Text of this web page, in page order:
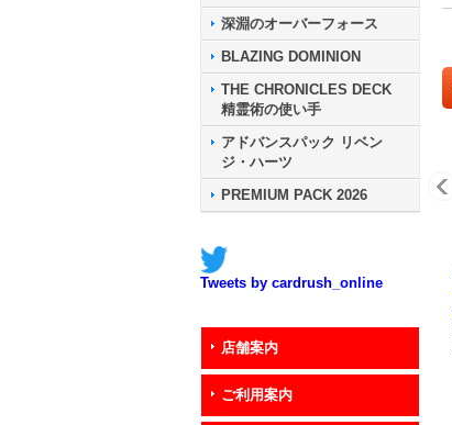
深淵のオーバーフォース
BLAZING DOMINION
THE CHRONICLES DECK
精霊術の使い手
アドバンスパック リベン
ジ・ハーツ
PREMIUM PACK 2026
Tweets by cardrush_online
店舗案内
ご利用案内